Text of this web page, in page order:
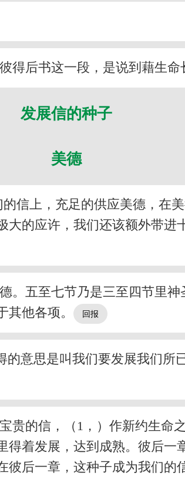
得后书这一段，是说到藉生
发展信的种子
美德
信上，充足的供应美德，在
的应许，我们还该额外带进
。五至七节乃是三至四节里
他各项。
的意思是叫我们要发展我们
贵的信，（1，）作新约生命
着发展，达到成熟。彼后一
后一章，这种子成为我们